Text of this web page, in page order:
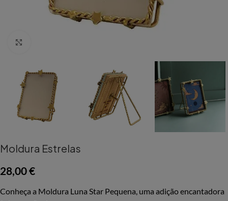
Moldura Estrelas
28,00€
Conheça a Moldura Luna Star Pequena, uma adição encantadora